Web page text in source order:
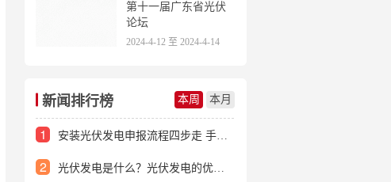
第十一届广东省光伏
论坛
2024-4-12 至 2024-4-14
新闻排行榜 本周 本月
1 安装光伏发电申报流程四步走 手把手教你装起光伏电站
2 光伏发电是什么？光伏发电的优缺点有哪些？